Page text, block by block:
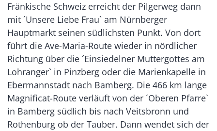
Fränkische Schweiz erreicht der Pilgerweg dann
mit ´Unsere Liebe Frau` am Nürnberger
Hauptmarkt seinen südlichsten Punkt. Von dort
führt die Ave-Maria-Route wieder in nördlicher
Richtung über die ´Einsiedelner Muttergottes am
Lohranger` in Pinzberg oder die Marienkapelle in
Ebermannstadt nach Bamberg. Die 466 km lange
Magnificat-Route verläuft von der ´Oberen Pfarre`
in Bamberg südlich bis nach Veitsbronn und
Rothenburg ob der Tauber. Dann wendet sich der